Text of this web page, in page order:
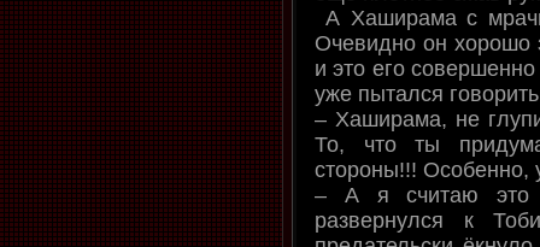
А Хаширама с
Очевидно он хорошо
и это его
уже пытался
– Хаширама, не
То, что ты
стороны!!! Особенно,
– А я считаю это
развернулся к